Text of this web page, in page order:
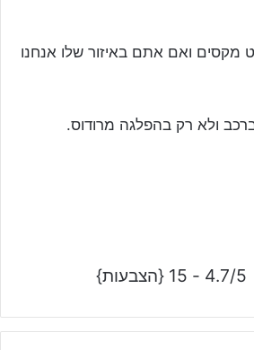
מקסים ואם אתם באיזור שלו אנחנו
ולא רק בהפלגה מרודוס.
4.7/5 - 15 {הצבעות}